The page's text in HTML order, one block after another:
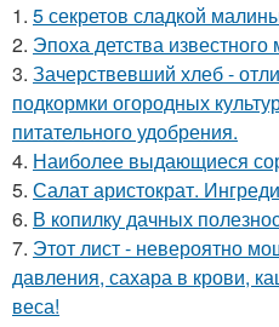
1. 5 секретов сладкой
2. Эпоха детства известного
3. Зачерствевший хлеб -
подкормки огородных
питательного удобрения.
4. Наиболее выдающиеся
5. Салат аристократ.
6. В копилку дачных
7. Этот лист - невероятно
давления, сахара в крови,
веса!